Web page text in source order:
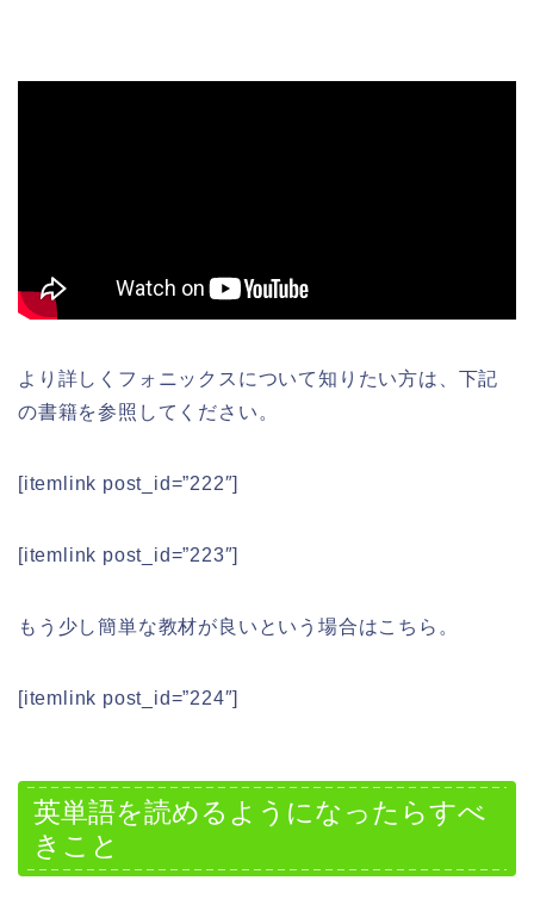
より詳しくフォニックスについて知りたい方は、下記
の書籍を参照してください。
[itemlink post_id=”222″]
[itemlink post_id=”223″]
もう少し簡単な教材が良いという場合はこちら。
[itemlink post_id=”224″]
英単語を読めるようになったらすべ
きこと